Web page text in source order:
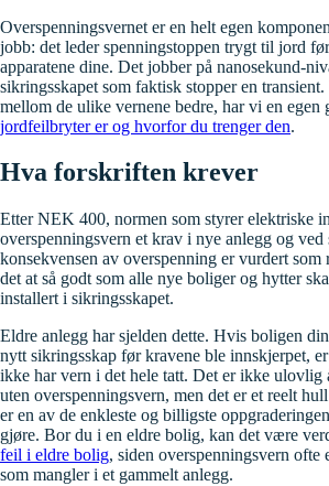
Overspenningsvernet er en helt egen
jobb: det leder spenningstoppen trygt til jord
apparatene dine. Det jobber på nanosekund-
sikringsskapet som faktisk stopper en
mellom de ulike vernene bedre, har vi en egen
jordfeilbryter er og hvorfor du trenger den.
Hva forskriften krever
Etter NEK 400, normen som styrer elektriske
overspenningsvern et krav i nye anlegg og
konsekvensen av overspenning er vurdert
det at så godt som alle nye boliger og hytter
installert i sikringsskapet.
Eldre anlegg har sjelden dette. Hvis boligen
nytt sikringsskap før kravene ble innskjerpet,
ikke har vern i det hele tatt. Det er ikke ulovlig
uten overspenningsvern, men det er et reelt
er en av de enkleste og billigste
gjøre. Bor du i en eldre bolig, kan det være
feil i eldre bolig, siden overspenningsvern ofte
som mangler i et gammelt anlegg.